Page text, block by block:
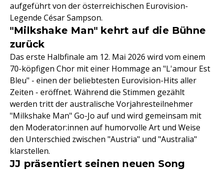
aufgeführt von der österreichischen Eurovision-
Legende César Sampson.
"Milkshake Man" kehrt auf die Bühne
zurück
Das erste Halbfinale am 12. Mai 2026 wird vom einem
70-köpfigen Chor mit einer Hommage an "L'amour Est
Bleu" - einen der beliebtesten Eurovision-Hits aller
Zeiten - eröffnet. Während die Stimmen gezählt
werden tritt der australische Vorjahresteilnehmer
"Milkshake Man" Go-Jo auf und wird gemeinsam mit
den Moderator:innen auf humorvolle Art und Weise
den Unterschied zwischen "Austria" und "Australia"
klarstellen.
JJ präsentiert seinen neuen Song